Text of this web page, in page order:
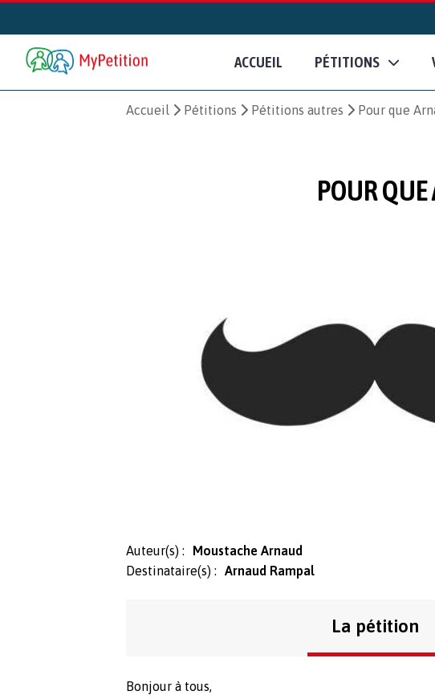
ACCUEIL PÉTITIONS
Accueil Pétitions Pétitions autres Pour que
POUR QUE
Auteur(s) :
Moustache Arnaud
Destinataire(s) :
Arnaud Rampal
La pétition
Bonjour à tous,